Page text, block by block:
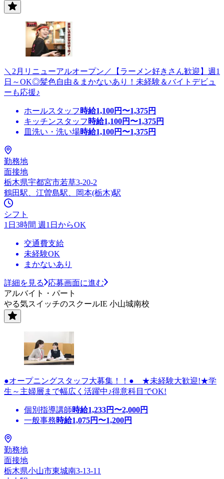
＼2月リニューアルオープン／【ラーメン好きさん歓迎】週1
日～OK◎髪色自由＆まかないあり！未経験＆バイトデビュ
ーも応援♪
ホールスタッフ 時給1,100円〜1,375円
キッチンスタッフ 時給1,100円〜1,375円
皿洗い・洗い場時給1,100円〜1,375円
勤務地
面接地
栃木県宇都宮市若草3-20-2
鶴田駅、江曽島駅、岡本(栃木)駅
シフト
1日3時間 週1日からOK
交通費支給
未経験OK
まかないあり
詳細を見る
応募画面に進む
アルバイト・パート
やる気スイッチのスクールIE 小山城南校
●オープニングスタッフ大募集！！● ★未経験大歓迎!★学
生～主婦層まで幅広く活躍中♪得意科目でOK!
個別指導講師時給1,233円〜2,000円
一般事務時給1,075円〜1,200円
勤務地
面接地
栃木県小山市東城南3-13-11